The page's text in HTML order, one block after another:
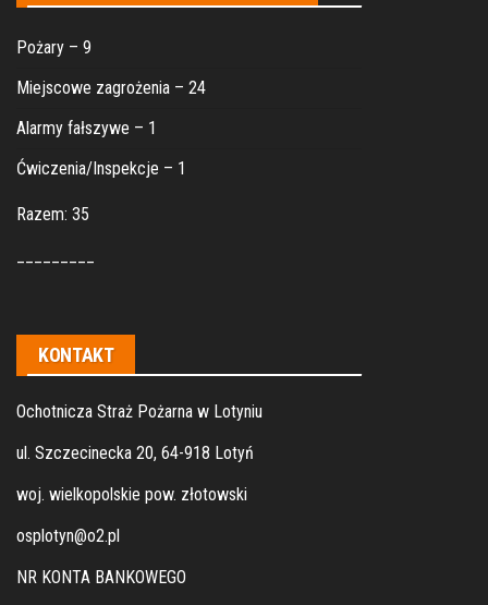
Pożary – 9
Miejscowe zagrożenia – 24
Alarmy fałszywe – 1
Ćwiczenia/Inspekcje – 1
Razem: 35
KONTAKT
Ochotnicza Straż Pożarna w Lotyniu
ul. Szczecinecka 20, 64-918 Lotyń
woj. wielkopolskie pow. złotowski
osplotyn@o2.pl
NR KONTA BANKOWEGO